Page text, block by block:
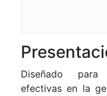
Diseñado para
efectivas en la